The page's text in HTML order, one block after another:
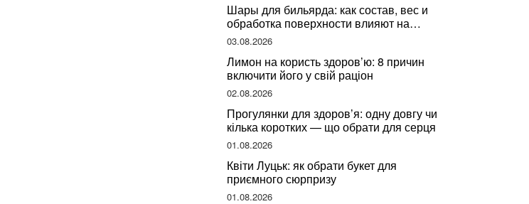
Шары для бильярда: как состав, вес и
обработка поверхности влияют на
динамику игры
03.08.2026
Лимон на користь здоров’ю: 8 причин
включити його у свій раціон
02.08.2026
Прогулянки для здоров’я: одну довгу чи
кілька коротких — що обрати для серця
01.08.2026
Квіти Луцьк: як обрати букет для
приємного сюрпризу
01.08.2026